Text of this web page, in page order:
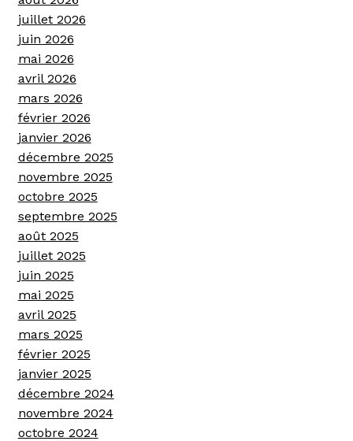
juillet 2026
juin 2026
mai 2026
avril 2026
mars 2026
février 2026
janvier 2026
décembre 2025
novembre 2025
octobre 2025
septembre 2025
août 2025
juillet 2025
juin 2025
mai 2025
avril 2025
mars 2025
février 2025
janvier 2025
décembre 2024
novembre 2024
octobre 2024